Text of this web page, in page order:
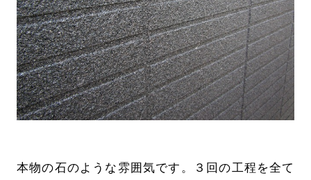
本物の石のような雰囲気です。３回の工程を全て